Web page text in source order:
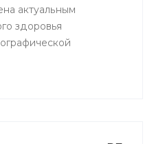
актуальным
здоровья